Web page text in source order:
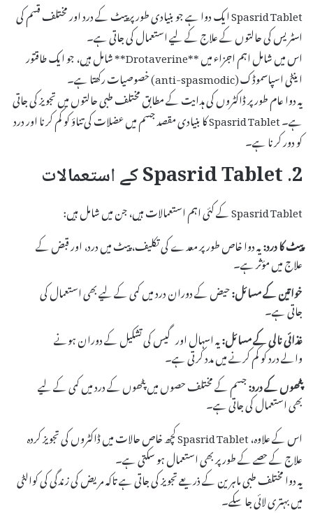
Spasrid Tablet ایک دوا ہے جو بنیادی طور پر پیٹ کے درد اور مختلف قسم کی
اسٹریس کی حالتوں کے علاج کے لیے استعمال کی جاتی ہے۔
اس میں شامل اہم اجزاء میں **Drotaverine** شامل ہیں، جو ایک طاقتور
اینٹی اسپاسموڈک (anti-spasmodic) خصوصیات رکھتا ہے۔
یہ دوا عام طور پر ڈاکٹروں کی ہدایت کے مطابق مختلف طبی حالتوں میں تجویز کی جاتی
ہے۔ Spasrid Tablet کا بنیادی مقصد جسم میں عضلات کی تناؤ کو کم کرنا اور درد
کو دور کرنا ہے۔
2. Spasrid Tablet کے استعمالات
Spasrid Tablet کے کئی اہم استعمالات ہیں، جن میں شامل ہیں:
پیٹ کا درد:یہ دوا خاص طور پر معدے کی تکلیف، پیٹ میں درد، اور قبض کے
علاج میں مؤثر ہے۔
خواتین کے مسائل:حیض کے دوران درد میں کمی کے لیے بھی استعمال کی
جاتی ہے۔
غذائی نالی کے مسائل:یہ اسہال اور گیس کی تشکیل کے دوران ہونے
والے درد کو کم کرنے میں مدد کرتی ہے۔
پٹھوں کے درد:جسم کے مختلف حصوں میں پٹھوں کے درد میں کمی کے لیے
بھی استعمال کی جاتی ہے۔
اس کے علاوہ، Spasrid Tablet کچھ خاص حالات میں ڈاکٹروں کی تجویز کردہ
علاج کے حصے کے طور پر بھی استعمال ہو سکتی ہے۔
یہ دوا مختلف طبی ماہرین کے ذریعے تجویز کی جاتی ہے تاکہ مریض کی زندگی کی کوالٹی
میں بہتری لائی جا سکے۔